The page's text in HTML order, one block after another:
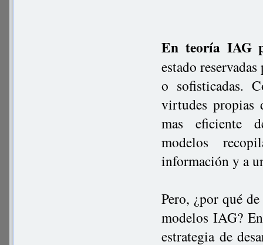
En teoría IAG
estado
o sofisticadas.
virtudes propias
mas eficiente
modelos
información y a
Pero, ¿por qué
modelos IAG?
estrategia de